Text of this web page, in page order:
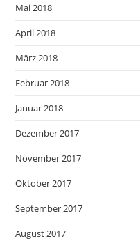
Mai 2018
April 2018
März 2018
Februar 2018
Januar 2018
Dezember 2017
November 2017
Oktober 2017
September 2017
August 2017